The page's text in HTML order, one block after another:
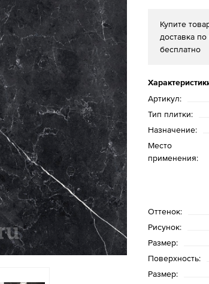
Купите
доставка
бесплатно
Артикул:
Тип плитки:
Назначение:
Место
применения:
Оттенок:
Рисунок:
Размер:
Поверхность:
Размер: